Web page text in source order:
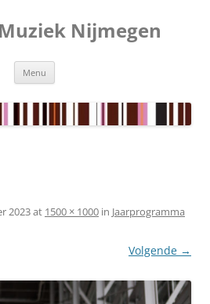
Nijmegen
Menu
2023at 1500 × 1000 in Jaarprogramma
Volgende →